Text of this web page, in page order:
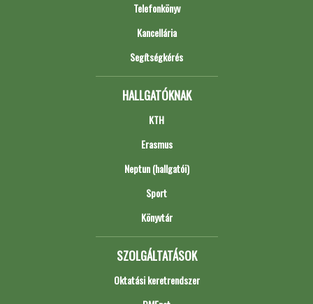
Telefonkönyv
Kancellária
Segítségkérés
HALLGATÓKNAK
KTH
Erasmus
Neptun (hallgatói)
Sport
Könyvtár
SZOLGÁLTATÁSOK
Oktatási keretrendszer